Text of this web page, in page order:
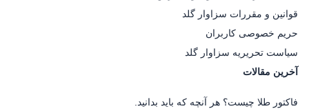
قوانین و مقررات سزاوار گلد
حریم خصوصی کاربران
سیاست تحریریه سزاوار گلد
آخرین مقالات
فاکتور طلا چیست؟ هر آنچه که باید بدانید.